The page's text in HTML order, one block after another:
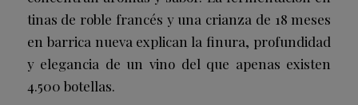
tinas de roble francés y una crianza de 18 meses
en barrica nueva explican la finura, profundidad
y elegancia de un vino del que apenas existen
4.500 botellas.